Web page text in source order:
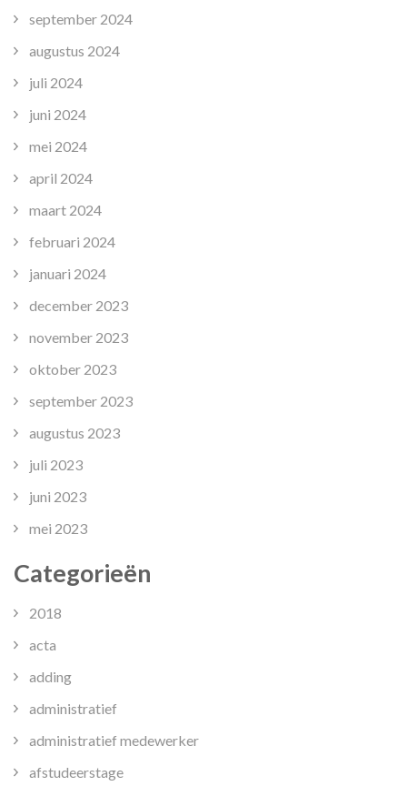
september 2024
augustus 2024
juli 2024
juni 2024
mei 2024
april 2024
maart 2024
februari 2024
januari 2024
december 2023
november 2023
oktober 2023
september 2023
augustus 2023
juli 2023
juni 2023
mei 2023
Categorieën
2018
acta
adding
administratief
administratief medewerker
afstudeerstage